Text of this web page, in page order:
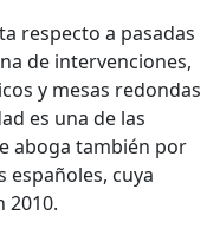
respecto a pasadas
de intervenciones,
y mesas redondas
es una de las
aboga también por
españoles, cuya
2010.